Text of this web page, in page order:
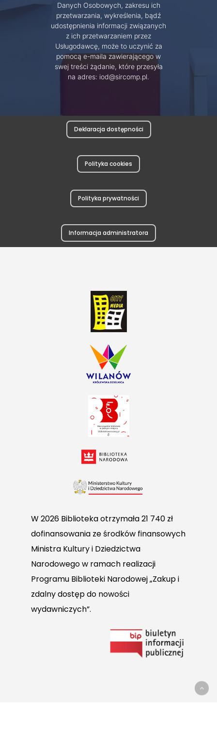
Danych Osobowych, zakresu ich
przetwarzania, wykreślenia, bądź
udostępnienia informacji związanych
z ich przetwarzaniem przez
Usługodawcę, może to uczynić za
pomocą e-maila zawierającego w
swej treści żądanie, które przesyła
na adres: iod@sircomp.pl.
Deklaracja dostępności
Polityka cookies
Polityka prywatności
Informacja administratora
W 2026 Biblioteka otrzymała 21 740 zł
dofinansowania ze środków finansowych
Ministra Kultury i Dziedzictwa
Narodowego w ramach realizacji
Programu Biblioteki Narodowej „Zakup i
zdalny dostęp do nowości
wydawniczych”.
do